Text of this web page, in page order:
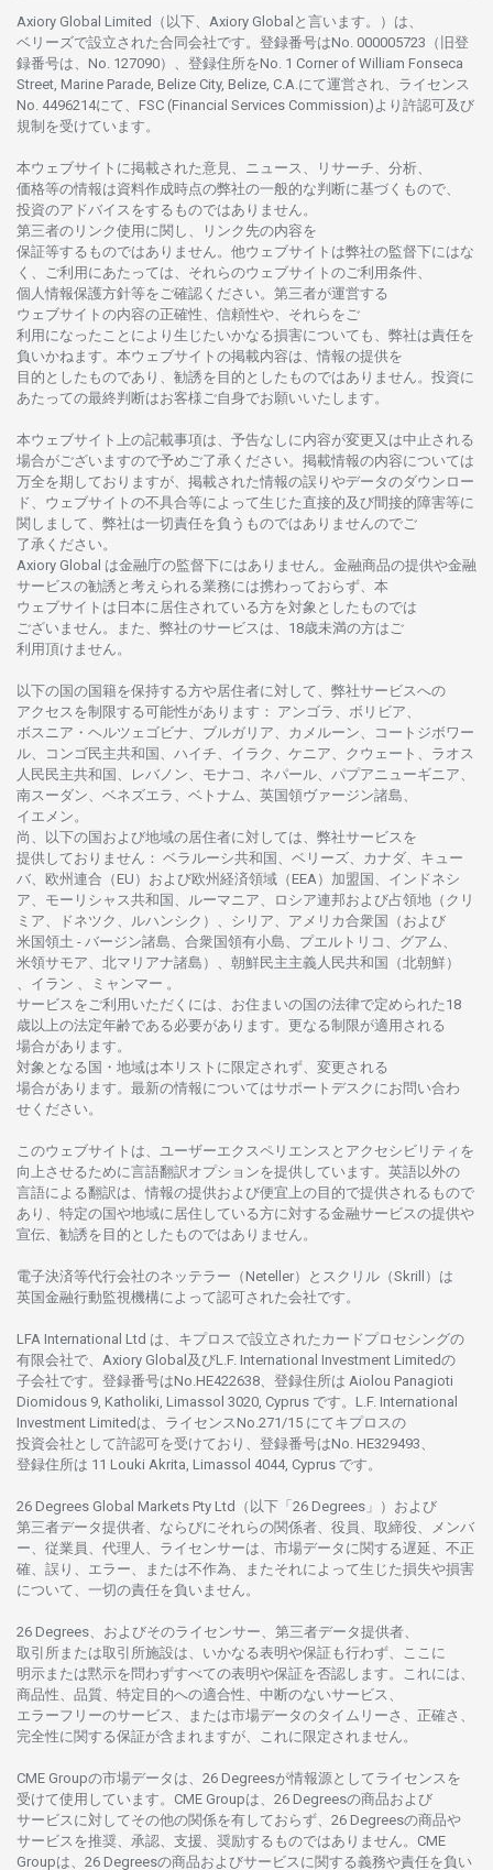
Axiory Global Limited（以下、Axiory Globalと言います。）は、
ベリーズで設立さ れた合同会社です。 登録番号はNo. 000005723（旧登
録番号は、No. 127090）、 登録住所をNo. 1 Corner of William Fonseca
Street, Marine Parade, Belize City, Belize, C.A.にて運営さ れ、 ライセンス
No. 4496214にて、FSC (Financial Services Commission)より 許認可及び
規制を受けています。
本ウェブサイトに掲載さ れた意見、ニュース、リサーチ、分析、
価格等の情報は資料作成時点の弊社の一般的な判断に基づくもので、
投資のアドバイスをするものではありません。
第三者の リンク使用に関し、 リンク先の内容を
保証等するものではありません。 他ウェブサイトは弊社の監督下にはな
く、 ご利用にあたっては、 それらのウェブサイトのご利用条件、
個人情報保護方針等をご確認ください。 第三者が運営する
ウェブサイトの内容の正確性、信頼性や、それらをご
利用になったことにより 生じたいかなる損害についても、 弊社は責任を
負いかねます。 本ウェブサイトの掲載内容は、 情報の提供を
目的としたものであり、 勧誘を 目的としたものではありません。 投資に
あたっての最終判断はお客様ご自身でお願いいたします。
本ウェブサイト 上の記載事項は、 予告なしに内容が変更又は中止さ れる
場合がございますので予めご了承ください。 掲載情報の内容については
万全を期しておりますが、 掲載さ れた情報の誤りやデータのダウンロー
ド、 ウェブサイトの不具合等によって生じた 直接的及び間接的障害等に
関し まして、 弊社は一切責任を負うものではありませんのでご
了承ください。
Axiory Global は金融庁の監督下にはありません。 金融商品の提供や金融
サービスの勧誘と 考えられる業務には携わっておらず、 本
ウェブサイトは 日本に居住さ れている方を対象としたものでは
ございません。
また、 弊社のサービスは、18歳未満の方はご
利用頂けません。
以下の国の国籍を保持する方や居住者に対して、 弊社サービスへの
アクセスを制限する可能性があります ： アンゴラ、ボリビア、
ボスニア ・ ヘルツェゴビナ、ブルガリア、カメルーン、コートジボワー
ル、
コンゴ民主共和国、ハイチ、イラク、ケニア、クウェート、 ラオス
人民民主共和国、レバノン、モナコ、ネパール、パプアニューギニア、
南スーダン、ベネズエラ、ベトナム、 英国領ヴァージン諸島、
イエメン。
尚、
以下の国および地域の居住者に対しては、 弊社サービスを
提供しておりません ： ベラルーシ共和国、ベリーズ、カナダ、キュー
バ、 欧州連合 （EU） および欧州経済領域 （EEA）加盟国、インドネシ
ア、 モーリシャス共和国、ルーマニア、 ロシア連邦および占領地 （クリ
ミア、ドネツク、ルハンシク）、シリア、 アメリカ合衆国
（および
米国領土 - バージン諸島、合衆国領有小島、プエルトリコ、グアム、
米領サモア、 北マリアナ諸島）、 朝鮮民主主義人民共和国
（北朝鮮）
、イラン 、ミャンマー 。
サービスをご利用いただくには、お住まいの国の法律で定められた 18
歳以上の法定年齢である必要があります。 更なる制限が適用さ れる
場合があります。
対象となる 国 ・ 地域は本 リストに限定さ れず、 変更さ れる
場合があります。 最新の情報についてはサポートデスクにお 問い合わ
せくださ い。
このウェブサイトは、 ユーザーエクスペリエンスと アクセシビリティを
向上さ せるために言語翻訳オプションを提供しています。 英語以外の
言語による翻訳は、 情報の提供および便宜上の 目的で提供さ れるもので
あり、 特定の国や地域に居住している方に対する金融サービスの提供や
宣伝、 勧誘を 目的としたものではありません。
電子決済等代行会社のネッテラー （Neteller）と スクリル （Skrill）は
英国金融行動監視機構によって認可さ れた会社です。
LFA International Ltd は、 キプロスで設立さ れた カードプロセシングの
有限会社で、Axiory Global 及びL.F. International Investment Limitedの
子会社です。 登録番号はNo.HE422638、 登録住所は Aiolou Panagioti
Diomidous 9, Katholiki, Limassol 3020, Cyprus です。L.F. International
Investment Limitedは、 ライセンスNo.271/15 にてキプロスの
投資会社として許認可を受けており、 登録番号はNo. HE329493、
登録住所は 11 Louki Akrita, Limassol 4044, Cyprus です。
26 Degrees Global Markets Pty Ltd（以下「26 Degrees」） および
第三者データ提供者、ならびにそれらの関係者、役員、取締役、メンバ
ー、従業員、代理人、ライセンサーは、 市場データに関する遅延、不正
確、誤り、エラー、
または不作為、 またそれによって生じた損失や損害
について、 一切の責任を負いません。
26 Degrees、 およびそのライセンサー、 第三者データ提供者、
取引所または取引所施設は、いかなる表明や保証も行わず、 ここに
明示または黙示を 問わずすべての表明や保証を否認し ます。 これには、
商品性、品質、 特定目的への適合性、 中断のないサービス、
エラーフリーのサービス、 または市場データのタイムリーさ、正確さ、
完全性に関する保証が含まれますが、これに限定さ れません。
CME Groupの市場データは、26 Degreesが情報源としてライセンスを
受けて使用しています。 CME Groupは、26 Degreesの商品および
サービスに対してその他の関係を有しておらず、26 Degreesの商品や
サービスを推奨、承認、支援、 奨励するものではありません。 CME
Groupは、26 Degreesの商品およびサービスに関する義務や責任を負い